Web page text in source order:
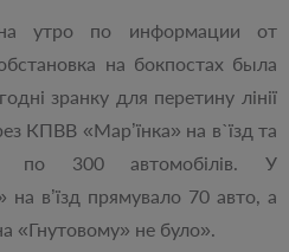
утро по информации от
на бокпостах была
зранку для перетину лінії
КПВВ «Мар’їнка» на в`їзд та
по 300 автомобілів. У
на в’їзд прямувало 70 авто, а
«Гнутовому» не було».